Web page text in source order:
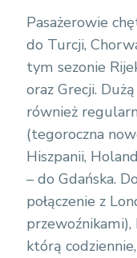
Pasażerowie
do Turcji,
tym sezonie
oraz Grecji.
również
(tegoroczna
Hiszpanii,
– do Gdańska.
połączenie z
którą